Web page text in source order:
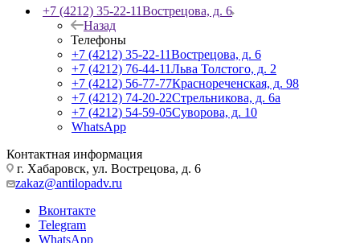
+7 (4212) 35-22-11Вострецова, д. 6
Назад
Телефоны
+7 (4212) 35-22-11Вострецова, д. 6
+7 (4212) 76-44-11Льва Толстого, д. 2
+7 (4212) 56-77-77Краснореченская, д. 98
+7 (4212) 74-20-22Стрельникова, д. 6а
+7 (4212) 54-59-05Суворова, д. 10
WhatsApp
Контактная информация
г. Хабаровск, ул. Вострецова, д. 6
zakaz@antilopadv.ru
Вконтакте
Telegram
WhatsApp